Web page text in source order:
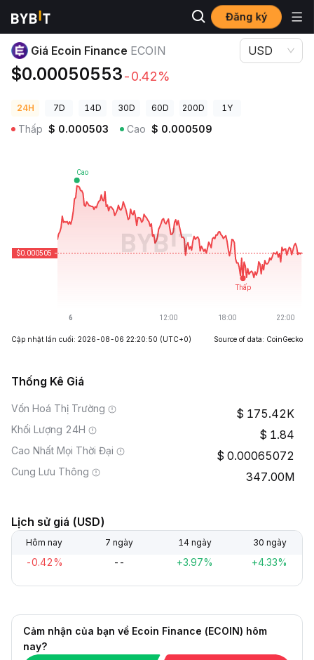
Đăng ký
Giá Tiền Điện Tử
Giá Ecoin Finance ECOIN
$0.00050553-0.42%
USD
24H 7D 14D 30D 60D 200D 1Y
Thấp $ 0.000503 Cao $ 0.000509
Cập nhật lần cuối: 2026-08-06 22:20:50 (UTC+0) Source of data: CoinGecko
Thống Kê Giá
Vốn Hoá Thị Trường 175.42K
Khối Lượng 24H 1.84
Cao Nhất Mọi Thời Đại 0.00065072
Cung Lưu Thông 347.00M
Lịch sử giá (USD)
Hôm nay 7 ngày 14 ngày 30 ngày
-0.42% -- +3.97% +4.33%
Cảm nhận của bạn về Ecoin Finance (ECOIN) hôm
nay?